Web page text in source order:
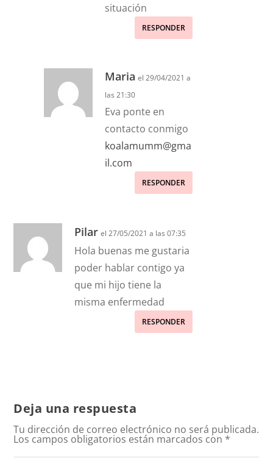
situación
RESPONDER
Maria el 29/04/2021 a
las 21:30
Eva ponte en
contacto conmigo
koalamumm@gma
il.com
RESPONDER
Pilar el 27/05/2021 a las 07:35
Hola buenas me gustaria
poder hablar contigo ya
que mi hijo tiene la
misma enfermedad
RESPONDER
Deja una respuesta
Tu dirección de correo electrónico no será publicada.
Los campos obligatorios están marcados con *